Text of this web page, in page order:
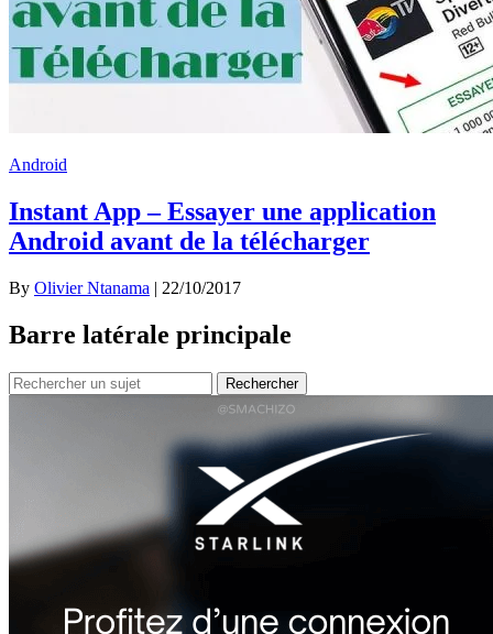
Android
Instant App – Essayer une application
Android avant de la télécharger
By Olivier Ntanama | 22/10/2017
Barre latérale principale